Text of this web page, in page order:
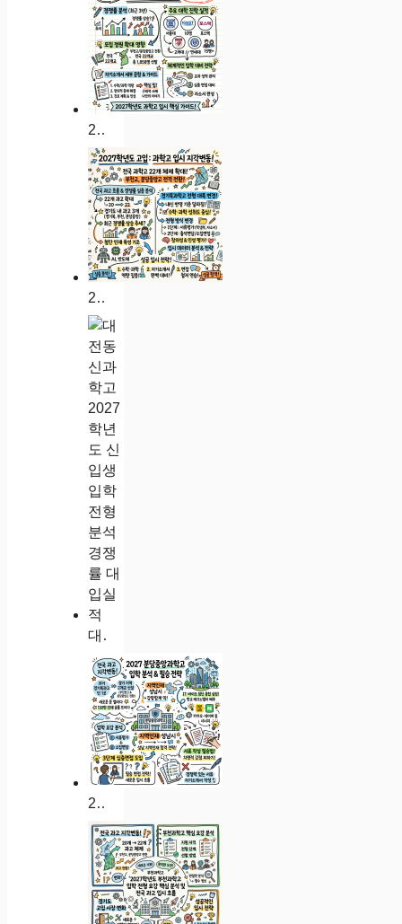
2027 인천진산과학고 입시 분석: 경쟁률 대입 실적 자소서 가이드
2027학년도 인천과학고 입시 분석: 경쟁률 대입 실적 자소서 가이드
대전동신과학고 2027학년도 신입생 입학 전형 분석 경쟁률 대입실적
2027학년도 분당중앙과학고 입학 전형 요강 분석 및 성남 지역인재 합격 전략